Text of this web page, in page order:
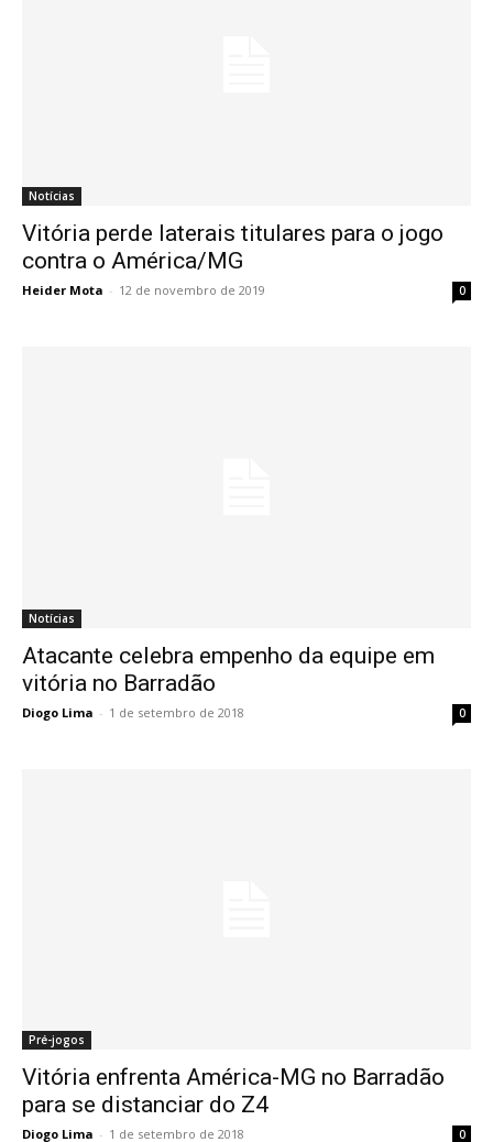
Notícias
Vitória perde laterais titulares para o jogo
contra o América/MG
Heider Mota - 12 de novembro de 2019 0
Notícias
Atacante celebra empenho da equipe em
vitória no Barradão
Diogo Lima - 1 de setembro de 2018 0
Pré-jogos
Vitória enfrenta América-MG no Barradão
para se distanciar do Z4
Diogo Lima - 1 de setembro de 2018 0